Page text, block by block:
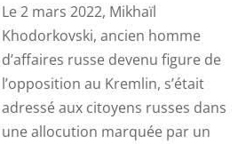
Le 2 mars 2022, Mikhaïl
Khodorkovski, ancien homme
d’affaires russe devenu figure de
l’opposition au Kremlin, s’était
adressé aux citoyens russes dans
une allocution marquée par un